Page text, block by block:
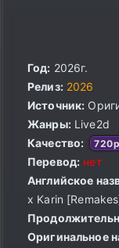
Год: 2026г.
Релиз:2026
Источник:
Жанры:Live2d
Качество:
720p
Перевод: нет
Английское
x Karin
Оригинальное